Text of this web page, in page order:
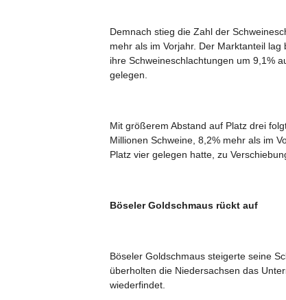
Demnach stieg die Zahl der
mehr als im Vorjahr. Der Marktanteil
ihre Schweineschlachtungen um 9,1%
gelegen.
Mit größerem Abstand auf Platz drei
Millionen Schweine, 8,2% mehr als im
Platz vier gelegen hatte, zu
Böseler Goldschmaus rückt auf
Böseler Goldschmaus steigerte seine
überholten die Niedersachsen das
wiederfindet.